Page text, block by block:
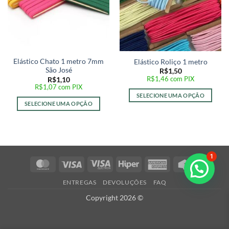
Elástico Chato 1 metro 7mm
São José
R$1,10
R$1,07 com PIX
SELECIONE UMA OPÇÃO
Elástico Roliço 1 metro
R$1,50
R$1,46 com PIX
SELECIONE UMA OPÇÃO
MasterCardVisa
Visa
Hiper
American
Express
Credit
Card
ENTREGAS DEVOLUÇÕES FAQ
Copyright 2026 ©
1